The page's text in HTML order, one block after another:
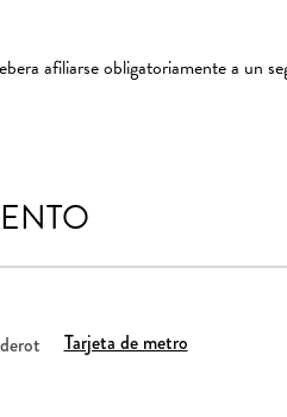
afiliarse obligatoriamente a un
Tarjeta de metro